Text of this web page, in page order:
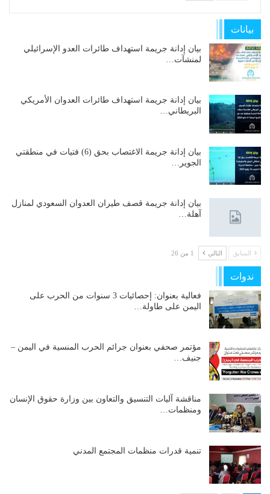
بيانات
بيان إدانة جريمة استهداف طائرات العدو الإسرائيلي
لمنشآت…
بيان إدانة جريمة استهداف طائرات العدوان الأمريكي
البريطاني…
بيان إدانة جريمة الاغتصاب بحق (6) فتيات في منطقتي
الجوير…
بيان إدانة جريمة قصف طيران العدوان السعودي لمنازل
آهلة…
السابق التالي 1 من 26
ندوات
فعالية بعنوان: إحصائيات 3 سنوات من الحرب على
اليمن على طاولة…
مؤتمر صحفي بعنوان جرائم الحرب المنسية في اليمن –
جنيف…
مناقشة آليات التنسيق والتعاون بين وزارة حقوق الإنسان
ومنظمات…
تنمية قدرات منظمات المجتمع المدني